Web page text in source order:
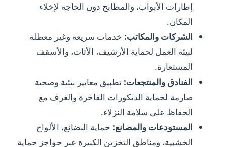
إطارات الأبواب، والمطابخ دون الحاجة لإخلاء
المكان.
الشركات والمكاتب: خدمات سريعة وغير معطلة
لبيئة العمل لحماية الأرشيف، الأثاث، والأسقف
المستعارة.
الفنادق والمنتجعات: تطبيق معايير بيئية وصحية
صارمة لحماية الديكورات الفاخرة والغرف مع
الحفاظ على سلامة النزلاء.
المستودعات والمصانع: حماية البضائع، الألواح
الخشبية، ومناطق التخزين الكبيرة عبر حواجز حماية